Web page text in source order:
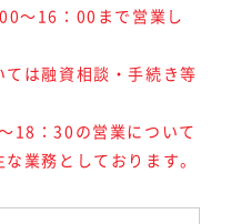
～16：00まで営業し
は融資相談・手続き等
18：30の営業について
業務としております。